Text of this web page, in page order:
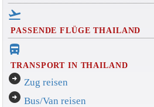
flight_takeoff
PASSENDE FLÜGE THAILAND
directions_bus_filled
TRANSPORT IN THAILAND
arrow_circle_right Zug reisen
arrow_circle_right Bus/Van reisen